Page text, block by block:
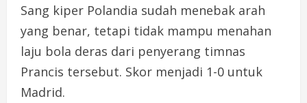
Sang kiper Polandia sudah menebak arah
yang benar, tetapi tidak mampu menahan
laju bola deras dari penyerang timnas
Prancis tersebut. Skor menjadi 1-0 untuk
Madrid.